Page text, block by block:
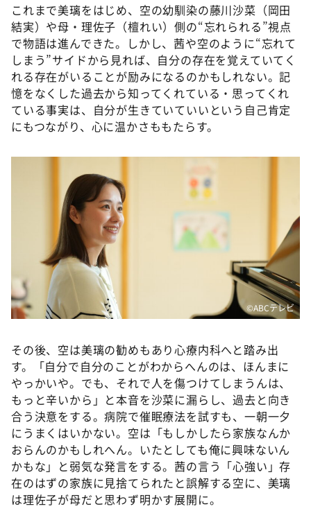
これまで美璃をはじめ、空の幼馴染の藤川沙菜（岡田
結実）や母・理佐子（檀れい）側の“忘れられる”視点
で物語は進んできた。しかし、茜や空のように“忘れて
しまう”サイドから見れば、自分の存在を覚えていてく
れる存在がいることが励みになるのかもしれない。記
憶をなくした過去から知ってくれている・思ってくれ
ている事実は、自分が生きていていいという自己肯定
にもつながり、心に温かさももたらす。
©️ABCテレビ
その後、空は美璃の勧めもあり心療内科へと踏み出
す。「自分で自分のことがわからへんのは、ほんまに
やっかいや。でも、それで人を傷つけてしまうんは、
もっと辛いから」と本音を沙菜に漏らし、過去と向き
合う決意をする。病院で催眠療法を試すも、一朝一夕
にうまくはいかない。空は「もしかしたら家族なんか
おらんのかもしれへん。いたとしても俺に興味ないん
かもな」と弱気な発言をする。茜の言う「心強い」存
在のはずの家族に見捨てられたと誤解する空に、美璃
は理佐子が母だと思わず明かす展開に。